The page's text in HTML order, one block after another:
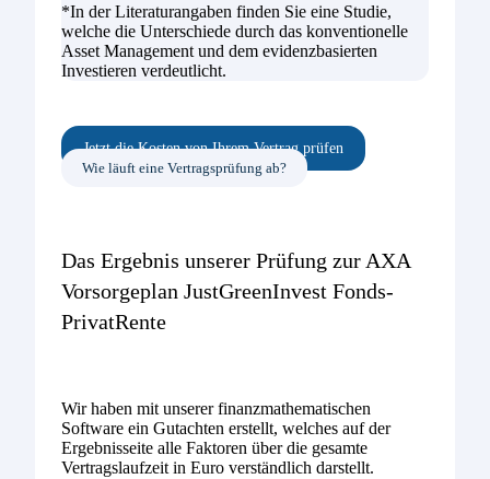
*In der Literaturangaben finden Sie eine Studie,
welche die Unterschiede durch das konventionelle
Asset Management und dem evidenzbasierten
Investieren verdeutlicht.
Jetzt die Kosten von Ihrem Vertrag prüfen
Wie läuft eine Vertragsprüfung ab?
Das Ergebnis unserer Prüfung zur AXA
Vorsorgeplan JustGreenInvest Fonds-
PrivatRente
Wir haben mit unserer finanzmathematischen
Software ein Gutachten erstellt, welches auf der
Ergebnisseite alle Faktoren über die gesamte
Vertragslaufzeit in Euro verständlich darstellt.